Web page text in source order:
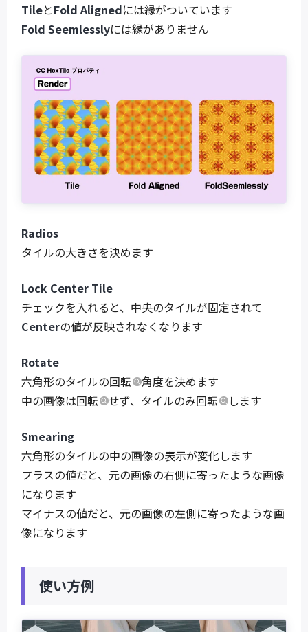
TileとFold Alignedには縁がついています
Fold Seemlesslyには縁がありません
Radios
タイルの大きさを決めます
Lock Center Tile
チェックを入れると、中央のタイルが固定されて
Centerの値が反映されなくなります
Rotate
六角形のタイルの回転
角度を決めます
中の画像は回転 せず、タイルのみ回転 します
Smearing
六角形のタイルの中の画像の表示が変化します
プラスの値だと、元の画像の右側に寄ったような画像
になります
マイナスの値だと、元の画像の左側に寄ったような画
像になります
使い方例